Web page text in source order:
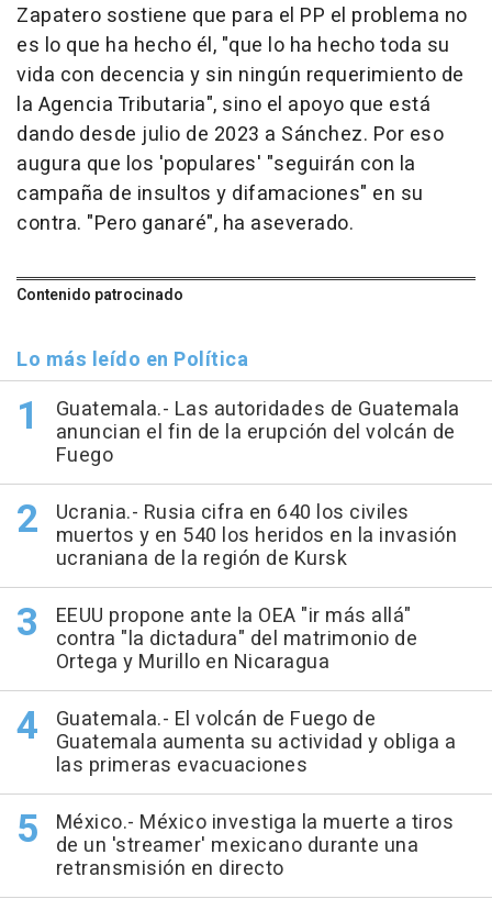
Zapatero sostiene que para el PP el problema no
es lo que ha hecho él, "que lo ha hecho toda su
vida con decencia y sin ningún requerimiento de
la Agencia Tributaria", sino el apoyo que está
dando desde julio de 2023 a Sánchez. Por eso
augura que los 'populares' "seguirán con la
campaña de insultos y difamaciones" en su
contra. "Pero ganaré", ha aseverado.
Contenido patrocinado
Lo más leído en Política
Guatemala.- Las autoridades de Guatemala
anuncian el fin de la erupción del volcán de
Fuego
Ucrania.- Rusia cifra en 640 los civiles
muertos y en 540 los heridos en la invasión
ucraniana de la región de Kursk
EEUU propone ante la OEA "ir más allá"
contra "la dictadura" del matrimonio de
Ortega y Murillo en Nicaragua
Guatemala.- El volcán de Fuego de
Guatemala aumenta su actividad y obliga a
las primeras evacuaciones
México.- México investiga la muerte a tiros
de un 'streamer' mexicano durante una
retransmisión en directo